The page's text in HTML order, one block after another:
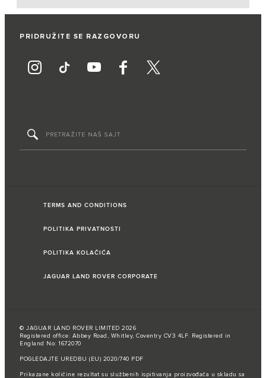
PRIDRUŽITE SE RAZGOVORU
TERMS AND CONDITIONS
POLITIKA PRIVATNOSTI
POLITIKA KOLAČIĆA
JAGUAR LAND ROVER CORPORATE
© JAGUAR LAND ROVER LIMITED 2026
Registered office: Abbey Road, Whitley, Coventry CV3 4LF. Registered in
England No: 1672070
POGLEDAJTE UREDBU (EU) 2020/740 PDF
Prikazane količine rezultat su službenih ispitivanja proizvođača u skladu sa